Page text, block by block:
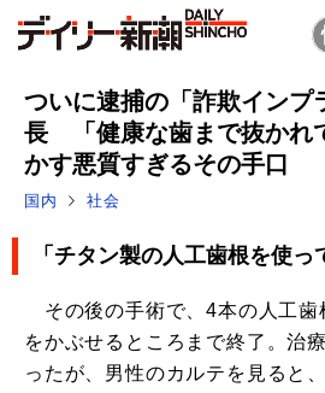
ついに逮捕の「詐欺インプ
長 「健康な歯まで抜かれ
かす悪質すぎるその手口
国内 社会
「チタン製の人工歯根を使っ
その後の手術で、4本の人工歯
をかぶせるところまで終了。治
ったが、男性のカルテを見ると